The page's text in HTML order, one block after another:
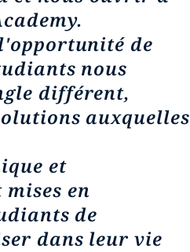
de
nous
différent,
auxquelles
et
en
de
dans leur vie